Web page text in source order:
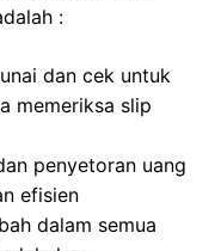
:
dan cek untuk
memeriksa slip
penyetoran uang
efisien
dalam semua